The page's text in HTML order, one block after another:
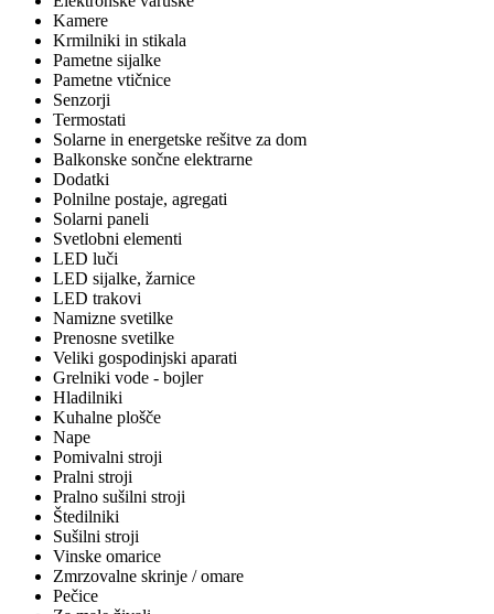
Kamere
Krmilniki in stikala
Pametne sijalke
Pametne vtičnice
Senzorji
Termostati
Solarne in energetske rešitve za dom
Balkonske sončne elektrarne
Dodatki
Polnilne postaje, agregati
Solarni paneli
Svetlobni elementi
LED luči
LED sijalke, žarnice
LED trakovi
Namizne svetilke
Prenosne svetilke
Veliki gospodinjski aparati
Grelniki vode - bojler
Hladilniki
Kuhalne plošče
Nape
Pomivalni stroji
Pralni stroji
Pralno sušilni stroji
Štedilniki
Sušilni stroji
Vinske omarice
Zmrzovalne skrinje / omare
Pečice